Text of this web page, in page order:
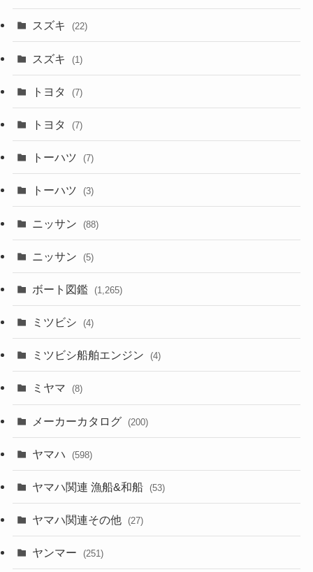
スズキ (22)
スズキ (1)
トヨタ (7)
トヨタ (7)
トーハツ (7)
トーハツ (3)
ニッサン (88)
ニッサン (5)
ボート図鑑 (1,265)
ミツビシ (4)
ミツビシ船舶エンジン (4)
ミヤマ (8)
メーカーカタログ (200)
ヤマハ (598)
ヤマハ関連 漁船&和船 (53)
ヤマハ関連その他 (27)
ヤンマー (251)